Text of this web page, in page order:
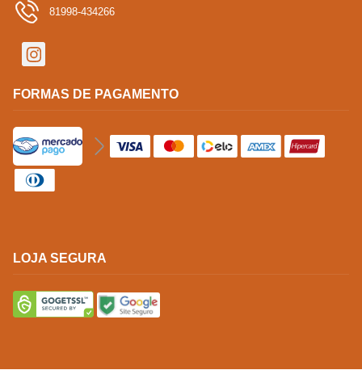
81998-434266
FORMAS DE PAGAMENTO
LOJA SEGURA